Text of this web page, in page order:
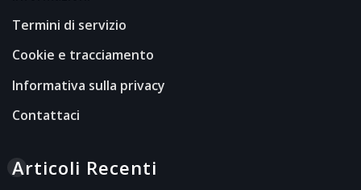
Termini di servizio
Cookie e tracciamento
Informativa sulla privacy
Contattaci
Articoli Recenti